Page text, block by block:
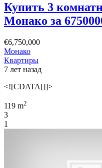
Купить 3
Монако за
€6,750,000
Монако
Квартиры
7 лет назад
<![CDATA[]]>
119 m2
3
1